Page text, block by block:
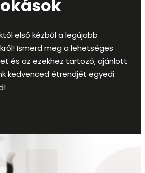
első kézből a legújabb
Ismerd meg a lehetséges
és az ezekhez tartozó, ajánlott
kedvenced étrendjét egyedi